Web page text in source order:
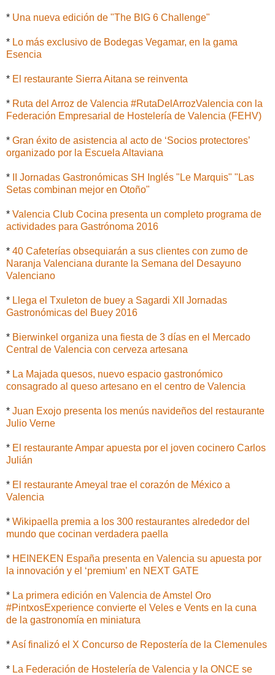
* Una nueva edición de "The BIG 6 Challenge"
* Lo más exclusivo de Bodegas Vegamar, en la gama
Esencia
* El restaurante Sierra Aitana se reinventa
* Ruta del Arroz de Valencia #RutaDelArrozValencia con la
Federación Empresarial de Hostelería de Valencia (FEHV)
* Gran éxito de asistencia al acto de ‘Socios protectores’
organizado por la Escuela Altaviana
*
II Jornadas Gastronómicas SH Inglés "Le Marquis" "Las
Setas combinan mejor en Otoño"
* Valencia Club Cocina presenta un completo programa de
actividades para Gastrónoma 2016
* 40 Cafeterías obsequiarán a sus clientes con zumo de
Naranja Valenciana durante la Semana del Desayuno
Valenciano
* Llega el Txuleton de buey a Sagardi XII Jornadas
Gastronómicas del Buey 2016
* Bierwinkel organiza una fiesta de 3 días en el Mercado
Central de Valencia con cerveza artesana
* La Majada quesos, nuevo espacio gastronómico
consagrado al queso artesano en el centro de Valencia
* Juan Exojo presenta los menús navideños del restaurante
Julio Verne
* El restaurante Ampar apuesta por el joven cocinero Carlos
Julián
* El restaurante Ameyal trae el corazón de México a
Valencia
* Wikipaella premia a los 300 restaurantes alrededor del
mundo que cocinan verdadera paella
* HEINEKEN España presenta en Valencia su apuesta por
la innovación y el ‘premium’ en NEXT GATE
* La primera edición en Valencia de Amstel Oro
#PintxosExperience convierte el Veles e Vents en la cuna
de la gastronomía en miniatura
*Así finalizó el X Concurso de Repostería de la Clemenules
* La Federación de Hostelería de Valencia y la ONCE se